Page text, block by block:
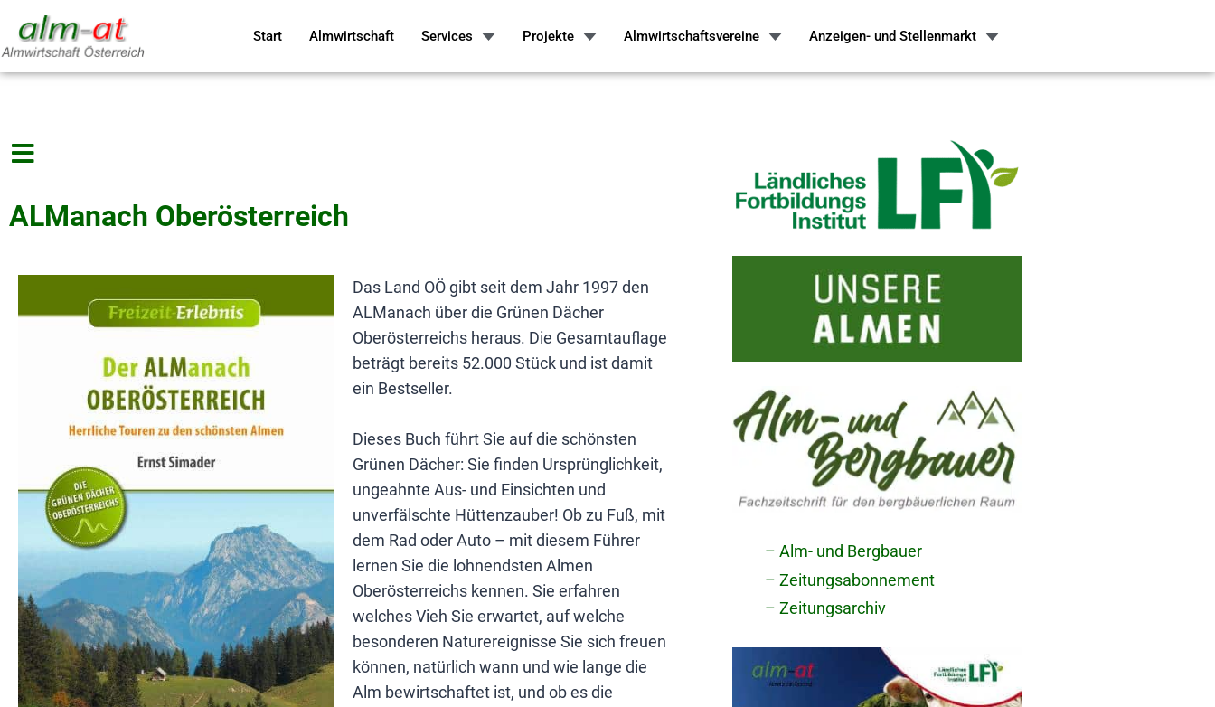
Start Almwirtschaft Services Projekte Almwirtschaftsvereine Anzeigen- und Stellenmarkt
ALManach Oberösterreich
Das Land OÖ gibt seit dem Jahr 1997 den
ALManach über die Grünen Dächer
Oberösterreichs heraus. Die Gesamtauflage
beträgt bereits 52.000 Stück und ist damit
ein Bestseller.
Dieses Buch führt Sie auf die schönsten
Grünen Dächer: Sie finden Ursprünglichkeit,
ungeahnte Aus- und Einsichten und
unverfälschte Hüttenzauber! Ob zu Fuß, mit
dem Rad oder Auto – mit diesem Führer
lernen Sie die lohnendsten Almen
Oberösterreichs kennen. Sie erfahren
welches Vieh Sie erwartet, auf welche
besonderen Naturereignisse Sie sich freuen
können, natürlich wann und wie lange die
Alm bewirtschaftet ist, und ob es die
– Alm- und Bergbauer
– Zeitungsabonnement
– Zeitungsarchiv